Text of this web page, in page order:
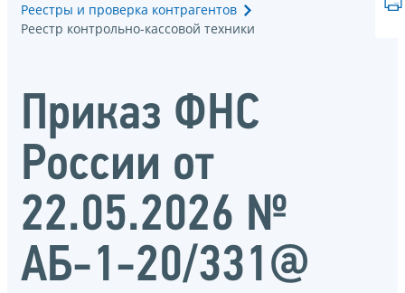
Реестры и проверка контрагентов
Реестр контрольно-кассовой техники
Приказ ФНС
России от
22.05.2026 №
АБ-1-20/331@